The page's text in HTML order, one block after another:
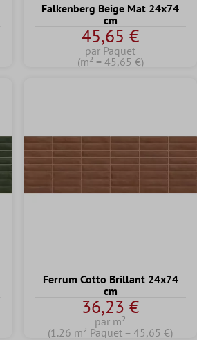
Falkenberg Beige Mat 24x74
cm
45,65 €
par Paquet
(m² = 45,65 €)
Ferrum Cotto Brillant 24x74
cm
36,23 €
par m²
(1.26 m² Paquet = 45,65 €)